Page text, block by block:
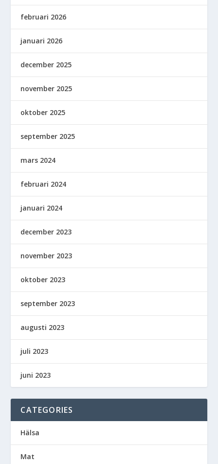
februari 2026
januari 2026
december 2025
november 2025
oktober 2025
september 2025
mars 2024
februari 2024
januari 2024
december 2023
november 2023
oktober 2023
september 2023
augusti 2023
juli 2023
juni 2023
CATEGORIES
Hälsa
Mat